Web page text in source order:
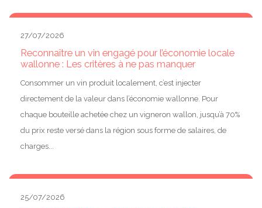
27/07/2026
Reconnaître un vin engagé pour l’économie locale
wallonne : Les critères à ne pas manquer
Consommer un vin produit localement, c’est injecter
directement de la valeur dans l’économie wallonne. Pour
chaque bouteille achetée chez un vigneron wallon, jusqu’à 70%
du prix reste versé dans la région sous forme de salaires, de
charges...
25/07/2026